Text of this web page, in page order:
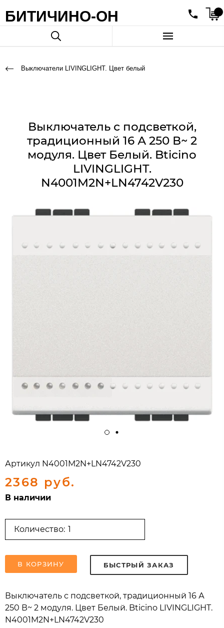
БИТИЧИНО-ОН
Выключатели LIVINGLIGHT. Цвет белый
Выключатель с подсветкой,
традиционный 16 А 250 В~ 2
модуля. Цвет Белый. Bticino
LIVINGLIGHT.
N4001M2N+LN4742V230
Артикул N4001M2N+LN4742V230
2368 руб.
В наличии
Количество:
В КОРЗИНУ БЫСТРЫЙ ЗАКАЗ
Выключатель с подсветкой, традиционный 16 А
250 В~ 2 модуля. Цвет Белый. Bticino LIVINGLIGHT.
N4001M2N+LN4742V230